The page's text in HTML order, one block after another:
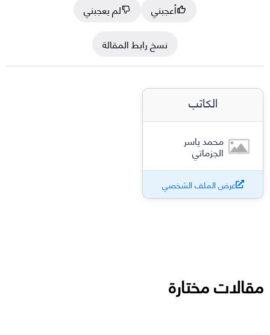
أعجبني
لم يعجبني
نسخ رابط المقالة
الكاتب
محمد ياسر
الجزماتي
عرض الملف الشخصي
مقالات مختارة